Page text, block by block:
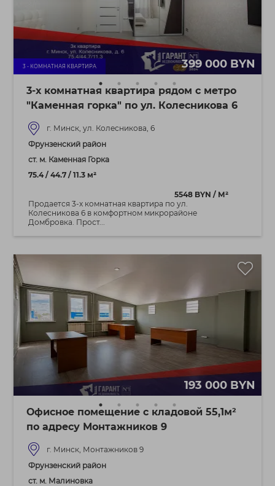
3 - КОМНАТНАЯ КВАРТИРА 399 000 BYN
3-х комнатная квартира рядом с метро
"Каменная горка" по ул. Колесникова 6
г. Минск, ул. Колесникова, 6
Фрунзенский район
ст. м. Каменная Горка
75.4 / 44.7 / 11.3 м²
5548 BYN / М²
Продается 3-х комнатная квартира по ул.
Колесникова 6 в комфортном микрорайоне
Домбровка. Прост...
193 000 BYN
Офисное помещение с кладовой 55,1м²
по адресу Монтажников 9
г. Минск, Монтажников 9
Фрунзенский район
ст. м. Малиновка